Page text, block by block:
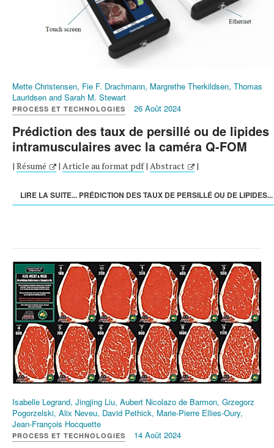
Mette Christensen, Fie F. Drachmann, Margrethe Therkildsen, Thomas
Lauridsen and Sarah M. Stewart
PROCESS ET TECHNOLOGIES 26 Août 2024
Prédiction des taux de persillé ou de lipides
intramusculaires avec la caméra Q-FOM
| Résumé | Article au format pdf| Abstract |
LIRE LA SUITE... PRÉDICTION DES TAUX DE PERSILLÉ OU DE LIPIDES...
Isabelle Legrand, Jingjing Liu, Aubert Nicolazo de Barmon, Grzegorz
Pogorzelski, Alix Neveu, David Pethick, Marie-Pierre Ellies-Oury,
Jean-François Hocquette
PROCESS ET TECHNOLOGIES 14 Août 2024